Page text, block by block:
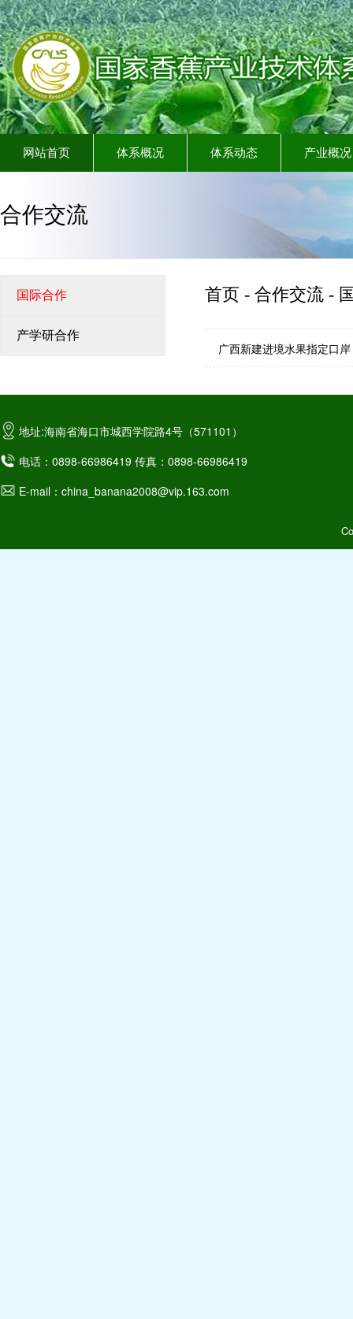
网站首页 体系概况 体系动态 产业概况
合作交流
国际合作
产学研合作
首页 - 合作交流 -
广西新建进境水果指定口岸
地址:海南省海口市城西学院路4号（571101）
电话：0898-66986419 传真：0898-66986419
E-mail：china_banana2008@vip.163.com